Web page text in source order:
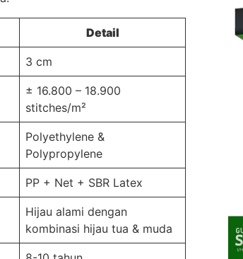
Detail
3 cm
± 16.800 – 18.900
stitches/m²
Polyethylene &
Polypropylene
PP + Net + SBR Latex
Hijau alami dengan
kombinasi hijau tua & muda